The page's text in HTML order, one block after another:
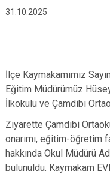
Gömeç
Gönen
31.10.2025
İlçe Kaymakamımız
Eğitim Müdürümüz
İlkokulu ve Çamdibi
Ziyarette Çamdibi
onarımı, eğitim-öğretim
hakkında Okul Müdürü
bulunuldu. Kaymakam